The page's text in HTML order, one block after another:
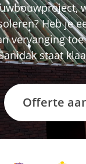
Heb je
vervanging
staat
Offerte